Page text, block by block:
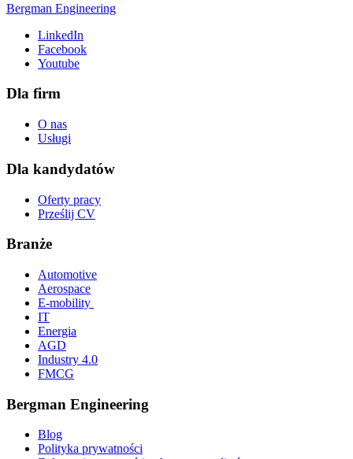
Bergman Engineering
LinkedIn
Facebook
Youtube
Dla firm
O nas
Usługi
Dla kandydatów
Oferty pracy
Prześlij CV
Branże
Automotive
Aerospace
E-mobility
IT
Energia
AGD
Industry 4.0
FMCG
Bergman Engineering
Blog
Polityka prywatności